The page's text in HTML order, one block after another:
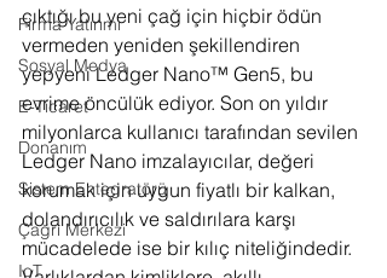
Firma Yatırımı
Sosyal Medya
E-Ticaret
Donanım
Sistem Entegratörü
Çağrı Merkezi
IoT
çıktığı bu yeni çağ için hiçbir ödün
vermeden yeniden şekillendiren
yepyeni Ledger Nano™ Gen5, bu
evrime öncülük ediyor. Son on yıldır
milyonlarca kullanıcı tarafından sevilen
Ledger Nano imzalayıcılar, değeri
korumak için uygun fiyatlı bir kalkan,
dolandırıcılık ve saldırılara karşı
mücadelede ise bir kılıç niteliğindedir.